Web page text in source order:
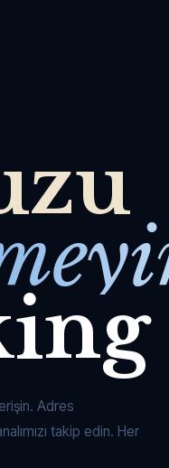
erişin. Adres
takip edin. Her